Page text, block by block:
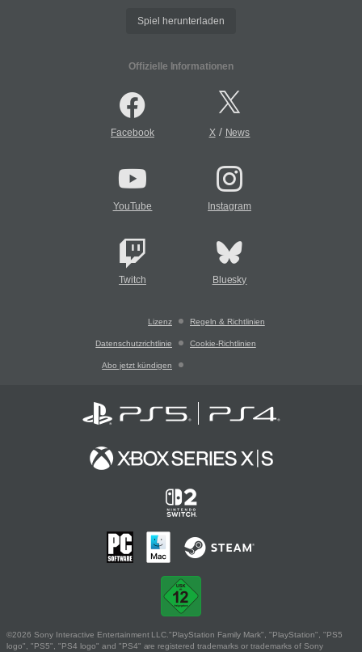
Spiel herunterladen
Offizielle Informationen
Facebook X/ News
YouTube Instagram
Twitch Bluesky
Lizenz Regeln & Richtlinien
Datenschutzrichtlinie Cookie-Richtlinien
Abo jetzt kündigen
©2026 Sony Interactive Entertainment LLC."PlayStation Family Mark", "PlayStation", "PS5
logo", "PS5", "PS4 logo" and "PS4" are registered trademarks or trademarks of Sony